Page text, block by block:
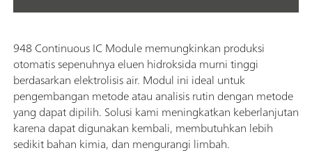
948 Continuous IC Module memungkinkan produksi
otomatis sepenuhnya eluen hidroksida murni tinggi
berdasarkan elektrolisis air. Modul ini ideal untuk
pengembangan metode atau analisis rutin dengan metode
yang dapat dipilih. Solusi kami meningkatkan keberlanjutan
karena dapat digunakan kembali, membutuhkan lebih
sedikit bahan kimia, dan mengurangi limbah.